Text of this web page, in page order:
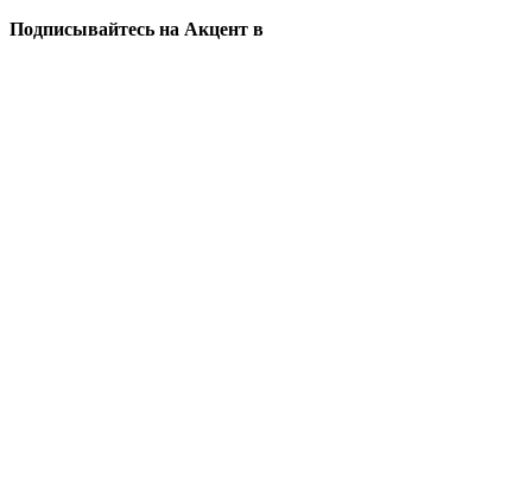
Подписывайтесь на Акцент в